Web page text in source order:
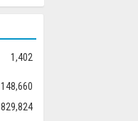
1,402
148,660
829,824